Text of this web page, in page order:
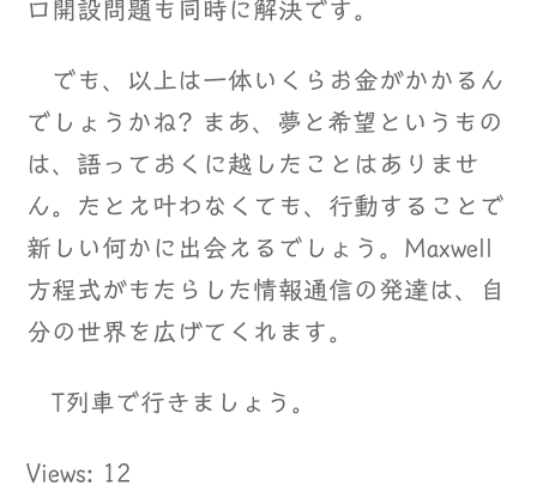
口開設問題も同時に解決です。
でも、以上は一体いくらお金がかかるん
でしょうかね? まあ、夢と希望というもの
は、語っておくに越したことはありませ
ん。たとえ叶わなくても、行動することで
新しい何かに出会えるでしょう。Maxwell
方程式がもたらした情報通信の発達は、自
分の世界を広げてくれます。
T列車で行きましょう。
Views: 12